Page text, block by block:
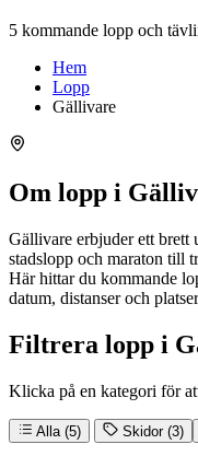
5 kommande lopp och
Hem
Lopp
Gällivare
Om lopp i
Gällivare erbjuder ett brett
stadslopp och maraton till
Här hittar du kommande
datum, distanser och
Filtrera lopp i
Klicka på en kategori för
Alla (5) Skidor (3)